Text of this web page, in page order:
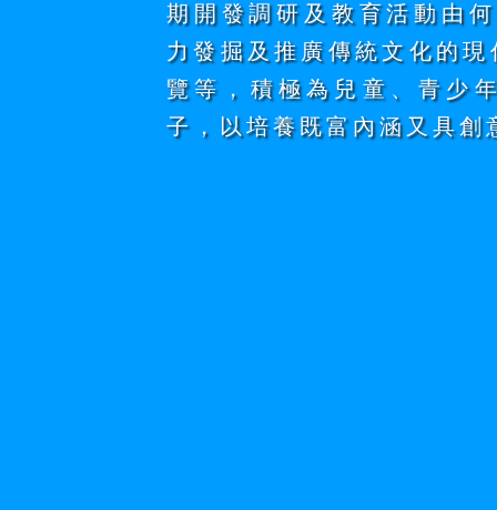
期開發調研及教育活動由
力發掘及推廣傳統文化的
覽等，積極為兒童、青少
子，以培養既富內涵又具創